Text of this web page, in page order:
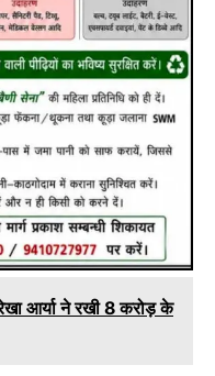
आर्या ने रखी 8 करोड़ के